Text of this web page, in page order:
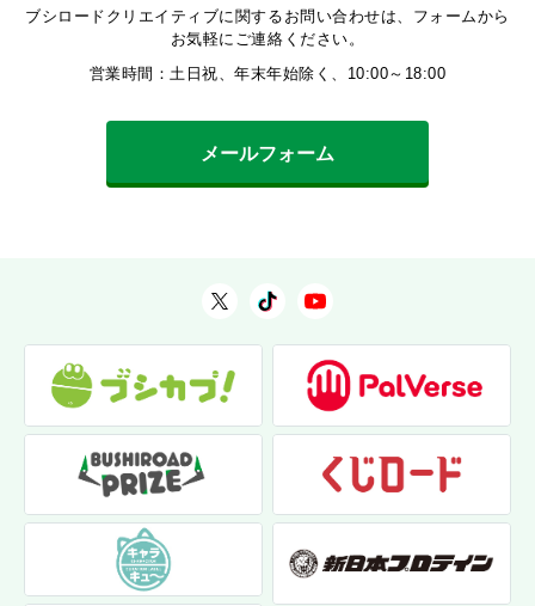
ブシロードクリエイティブに関するお問い合わせは、フォームから
お気軽にご連絡ください。
営業時間：土日祝、年末年始除く、10:00～18:00
メールフォーム